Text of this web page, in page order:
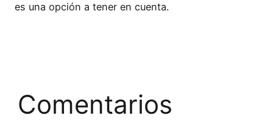
es una opción a tener en cuenta.
Comentarios